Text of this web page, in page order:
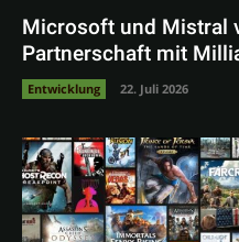
Microsoft und Mistral
Partnerschaft mit
Entwicklung 22. Juli 2026